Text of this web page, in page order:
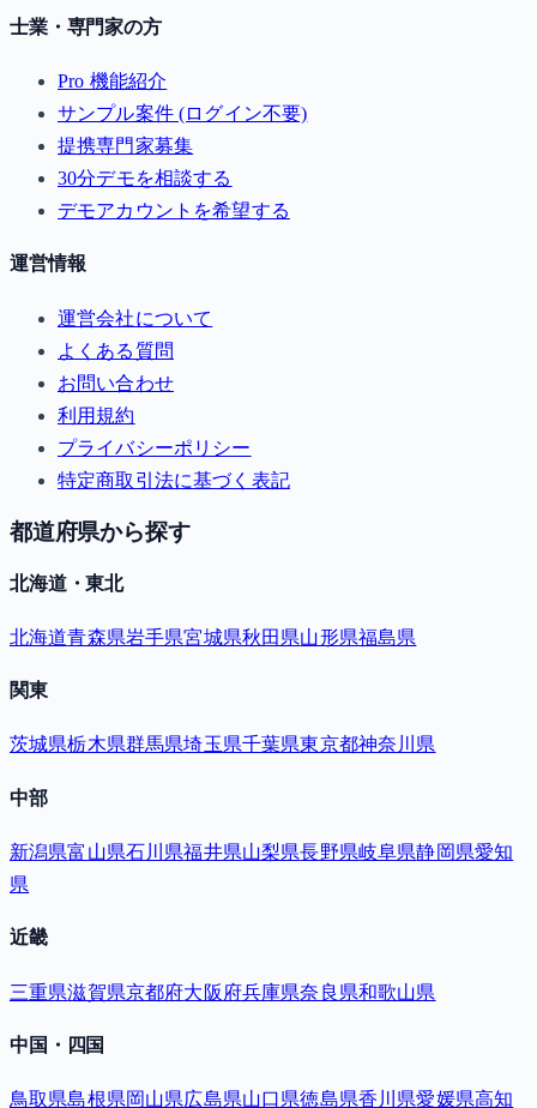
士業・専門家の方
Pro 機能紹介
サンプル案件 (ログイン不要)
提携専門家募集
30分デモを相談する
デモアカウントを希望する
運営情報
運営会社について
よくある質問
お問い合わせ
利用規約
プライバシーポリシー
特定商取引法に基づく表記
都道府県から探す
北海道・東北
北海道青森県岩手県宮城県秋田県山形県福島県
関東
茨城県栃木県群馬県埼玉県千葉県東京都神奈川県
中部
新潟県富山県石川県福井県山梨県長野県岐阜県静岡県愛知
県
近畿
三重県滋賀県京都府大阪府兵庫県奈良県和歌山県
中国・四国
鳥取県島根県岡山県広島県山口県徳島県香川県愛媛県高知